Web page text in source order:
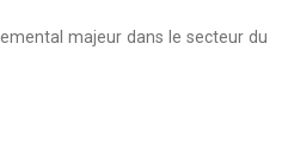
majeur dans le secteur du